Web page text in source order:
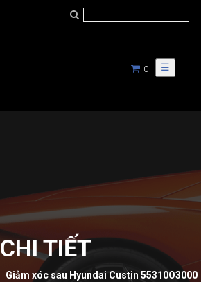
☰
0
CHI TIẾT
Giảm xóc sau Hyundai Custin 55310O3000